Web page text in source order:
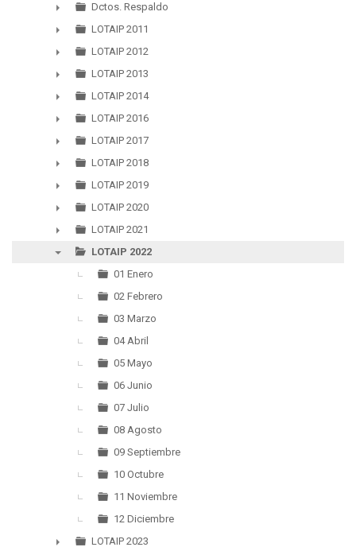
►
Dctos. Respaldo
►
LOTAIP 2011
►
LOTAIP 2012
►
LOTAIP 2013
►
LOTAIP 2014
►
LOTAIP 2016
►
LOTAIP 2017
►
LOTAIP 2018
►
LOTAIP 2019
►
LOTAIP 2020
►
LOTAIP 2021
LOTAIP 2022
01 Enero
02 Febrero
03 Marzo
04 Abril
05 Mayo
06 Junio
07 Julio
08 Agosto
09 Septiembre
10 Octubre
11 Noviembre
12 Diciembre
LOTAIP 2023